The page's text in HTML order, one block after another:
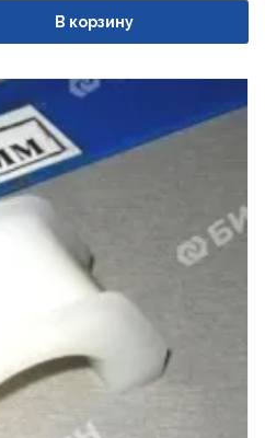
В корзину